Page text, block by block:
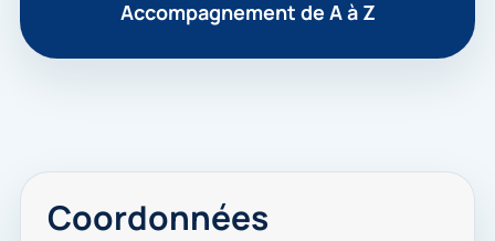
Accompagnement de A à Z
Coordonnées